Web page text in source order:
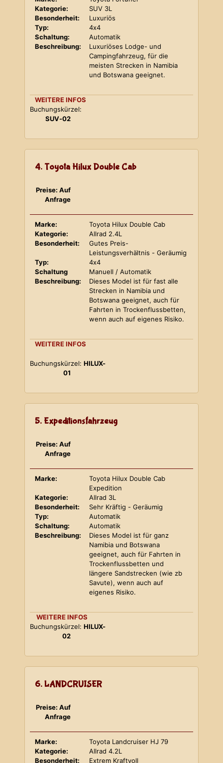
Kategorie:
SUV 3L
Besonderheit:
Luxuriös
Typ:
4x4
Schaltung:
Automatik
Beschreibung:
Luxuriöses Lodge- und
Campingfahrzeug, für die
meisten Strecken in Namibia
und Botswana geeignet.
WEITERE INFOS
Buchungskürzel:
SUV-02
4. Toyota Hilux Double Cab
Preise: Auf
Anfrage
Marke:
Toyota Hilux Double Cab
Kategorie:
Allrad 2.4L
Besonderheit:
Gutes Preis-
Leistungsverhältnis - Geräumig
Typ:
4x4
Schaltung
Manuell / Automatik
Beschreibung:
Dieses Model ist für fast alle
Strecken in Namibia und
Botswana geeignet, auch für
Fahrten in Trockenflussbetten,
wenn auch auf eigenes Risiko.
WEITERE INFOS
Buchungskürzel: HILUX-
01
5. Expeditionsfahrzeug
Preise: Auf
Anfrage
Marke:
Toyota Hilux Double Cab
Expedition
Kategorie:
Allrad 3L
Besonderheit:
Sehr Kräftig - Geräumig
Typ:
Automatik
Schaltung:
Automatik
Beschreibung:
Dieses Model ist für ganz
Namibia und Botswana
geeignet, auch für Fahrten in
Trockenflussbetten und
längere Sandstrecken (wie zb
Savute), wenn auch auf
eigenes Risiko.
WEITERE INFOS
Buchungskürzel: HILUX-
02
6. LANDCRUISER
Preise: Auf
Anfrage
Marke:
Toyota Landcruiser HJ 79
Kategorie:
Allrad 4.2L
Besonderheit:
Extrem Kraftvoll